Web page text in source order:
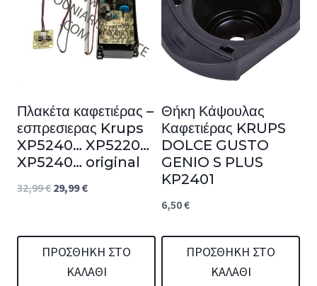
Πλακέτα καφετιέρας –
εσπρεσιερας Krups
XP5240… XP5220…
XP5240… original
32,99€ Original
was:
32,99 €.
29,99€Η
τιμή
είναι:
29,99 €.
ΠΡΟΣΘΉΚΗ ΣΤΟ
ΚΑΛΆΘΙ
Θήκη Κάψουλας
Καφετιέρας KRUPS
DOLCE GUSTO
GENIO S PLUS
KP2401
6,50€
ΠΡΟΣΘΉΚΗ ΣΤΟ
ΚΑΛΆΘΙ